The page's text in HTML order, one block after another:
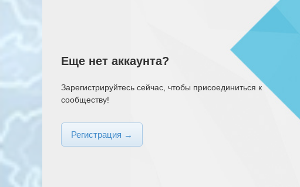
Еще нет аккаунта?
Зарегистрируйтесь сейчас, чтобы присоединиться к
сообществу!
Регистрация →